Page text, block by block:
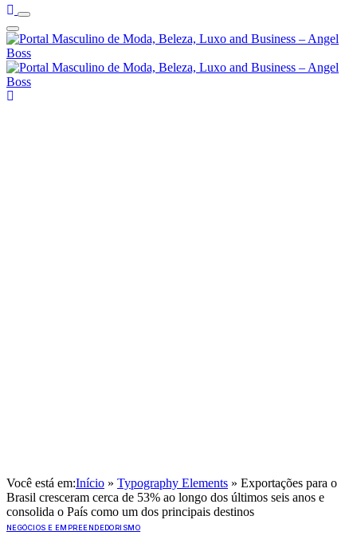
Você está em:Início » Typography Elements » Exportações para o
Brasil cresceram cerca de 53% ao longo dos últimos seis anos e
consolida o País como um dos principais destinos
NEGÓCIOS E EMPREENDEDORISMO